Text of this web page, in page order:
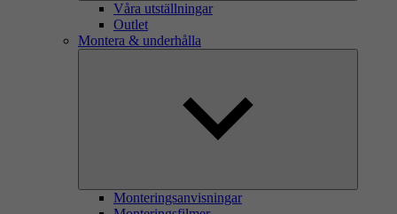
Våra utställningar
Outlet
Montera & underhålla
Monteringsanvisningar